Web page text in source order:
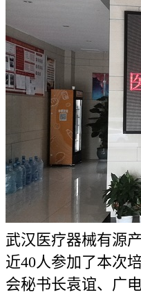
武汉医疗器械有源
近40人参加了本次
会秘书长袁谊、广